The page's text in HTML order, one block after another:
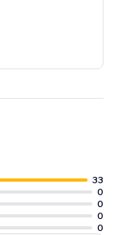
33
0
0
0
0